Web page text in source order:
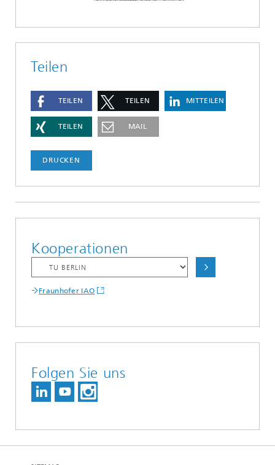
Teilen
TEILEN TEILEN MITTEILEN
TEILEN MAIL
DRUCKEN
Kooperationen
Fraunhofer IAO
Folgen Sie uns